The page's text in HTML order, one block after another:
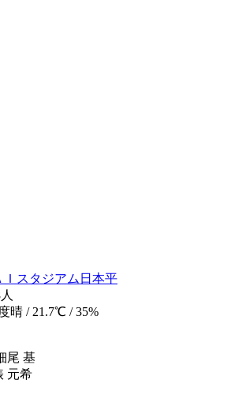
Ｉスタジアム日本平
晴 / 21.7℃ / 35%
尾 基
元希